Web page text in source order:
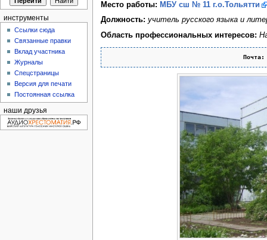
Место работы: МБУ сш № 11 г.о.Тольятти
Должность: учитель русского языка и
Область профессиональных интересов:
Почта:
инструменты
Ссылки сюда
Связанные правки
Вклад участника
Журналы
Спецстраницы
Версия для печати
Постоянная ссылка
наши друзья